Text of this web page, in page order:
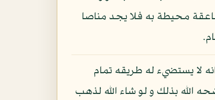
محيطة به فلا يجد مناصا
لا يستضيء له طريقه تمام
الله بذلك و لو شاء الله لذهب